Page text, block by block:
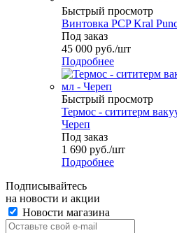
Быстрый просмотр
Винтовка PCP Kral
Под заказ
45 000 руб./шт
Подробнее
Быстрый просмотр
Термос - сититерм
Череп
Под заказ
1 690 руб./шт
Подробнее
Подписывайтесь
на новости и акции
Новости магазина